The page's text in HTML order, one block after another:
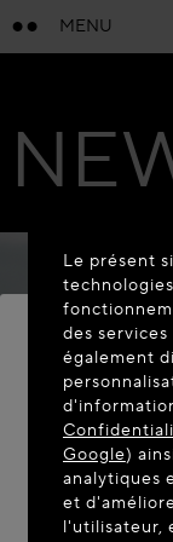
MENU
Vous
States.
localisation ?
Le présent
des
également
Google)
analytiques
et
l'utilisateur,